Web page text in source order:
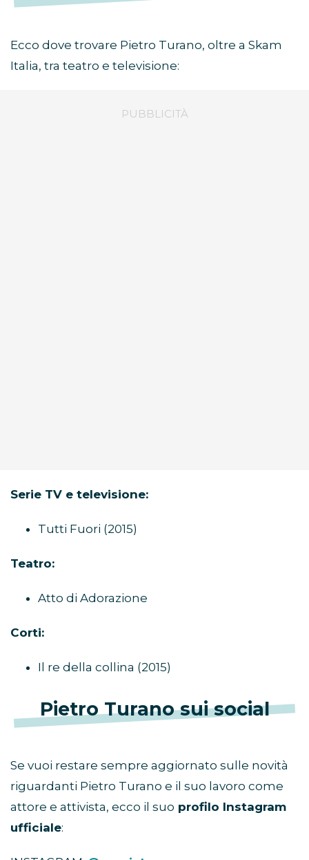
Ecco dove trovare Pietro Turano, oltre a Skam
Italia, tra teatro e televisione:
Serie TV e televisione:
Tutti Fuori (2015)
Teatro:
Atto di Adorazione
Corti:
Il re della collina (2015)
Pietro Turanosui social
Se vuoi restare sempre aggiornato sulle novità
riguardanti Pietro Turano e il suo lavoro come
attore e attivista, ecco il suo profilo Instagram
ufficiale: